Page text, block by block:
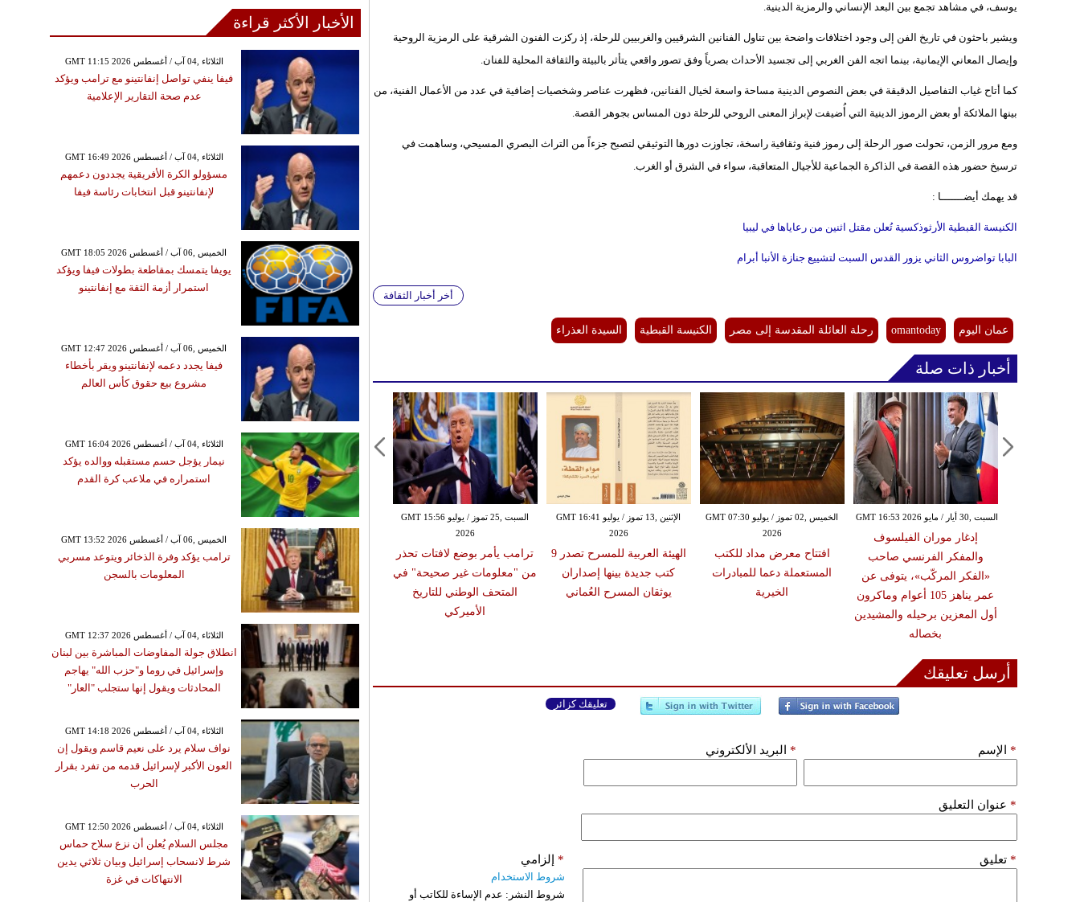
يوسف، في مشاهد تجمع بين البعد الإنساني والرمزية الدينية.
ويشير باحثون في تاريخ الفن إلى وجود اختلافات واضحة بين تناول الفنانين الشرقيين والغربيين للرحلة، إذ ركزت الفنون الشرقية على الرمزية الروحية
وإيصال المعاني الإيمانية، بينما اتجه الفن الغربي إلى تجسيد الأحداث بصرياً وفق تصور واقعي يتأثر بالبيئة والثقافة المحلية للفنان.
كما أتاح غياب التفاصيل الدقيقة في بعض النصوص الدينية مساحة واسعة لخيال الفنانين، فظهرت عناصر وشخصيات إضافية في عدد من الأعمال الفنية، من
بينها الملائكة أو بعض الرموز الدينية التي أُضيفت لإبراز المعنى الروحي للرحلة دون المساس بجوهر القصة.
ومع مرور الزمن، تحولت صور الرحلة إلى رموز فنية وثقافية راسخة، تجاوزت دورها التوثيقي لتصبح جزءاً من التراث البصري المسيحي، وساهمت في
ترسيخ حضور هذه القصة في الذاكرة الجماعية للأجيال المتعاقبة، سواء في الشرق أو الغرب.
قد يهمك أيضـــــــا :
الكنيسة القبطية الأرثوذكسية تُعلن مقتل اثنين من رعاياها في ليبيا
البابا تواضروس الثاني يزور القدس السبت لتشييع جنازة الأنبا أبرام
أخر أخبار الثقافة
عمان اليوم omantoday رحلة العائلة المقدسة إلى مصر الكنيسة القبطية السيدة العذراء
أخبار ذات صلة
السبت ,25 تموز / يوليو GMT 15:56
2026
ترامب يأمر بوضع لافتات تحذر
من "معلومات غير صحيحة" في
المتحف الوطني للتاريخ
الأميركي
الإثنين ,13 تموز / يوليو GMT 16:41
2026
الهيئة العربية للمسرح تصدر 9
كتب جديدة بينها إصداران
يوثقان المسرح العُماني
الخميس ,02 تموز / يوليو GMT 07:30
2026
افتتاح معرض مداد للكتب
المستعملة دعما للمبادرات
الخيرية
السبت ,30 أيار / مايو GMT 16:53 2026
إدغار موران الفيلسوف
والمفكر الفرنسي صاحب
«الفكر المركّب»، يتوفى عن
عمر يناهز 105 أعوام وماكرون
أول المعزين برحيله والمشيدين
بخصاله
أرسل تعليقك
تعليقك كزائر
الإسم * البريد الألكتروني *
عنوان التعليق *
تعليق * إلزامي *
شروط الاستخدام
شروط النشر: عدم الإساءة للكاتب أو
الأخبار الأكثر قراءة
GMT 11:15 2026 الثلاثاء ,04 آب / أغسطس
فيفا ينفي تواصل إنفانتينو مع ترامب ويؤكد
عدم صحة التقارير الإعلامية
GMT 16:49 2026 الثلاثاء ,04 آب / أغسطس
مسؤولو الكرة الأفريقية يجددون دعمهم
لإنفانتينو قبل انتخابات رئاسة فيفا
GMT 18:05 2026 الخميس ,06 آب / أغسطس
يويفا يتمسك بمقاطعة بطولات فيفا ويؤكد
استمرار أزمة الثقة مع إنفانتينو
GMT 12:47 2026 الخميس ,06 آب / أغسطس
فيفا يجدد دعمه لإنفانتينو ويقر بأخطاء
مشروع بيع حقوق كأس العالم
GMT 16:04 2026 الثلاثاء ,04 آب / أغسطس
نيمار يؤجل حسم مستقبله ووالده يؤكد
استمراره في ملاعب كرة القدم
GMT 13:52 2026 الخميس ,06 آب / أغسطس
ترامب يؤكد وفرة الذخائر ويتوعد مسربي
المعلومات بالسجن
GMT 12:37 2026 الثلاثاء ,04 آب / أغسطس
انطلاق جولة المفاوضات المباشرة بين لبنان
وإسرائيل في روما و"حزب الله" يهاجم
المحادثات ويقول إنها ستجلب "العار"
GMT 14:18 2026 الثلاثاء ,04 آب / أغسطس
نواف سلام يرد على نعيم قاسم ويقول إن
العون الأكبر لإسرائيل قدمه من تفرد بقرار
الحرب
GMT 12:50 2026 الثلاثاء ,04 آب / أغسطس
مجلس السلام يُعلن أن نزع سلاح حماس
شرط لانسحاب إسرائيل وبيان ثلاثي يدين
الانتهاكات في غزة